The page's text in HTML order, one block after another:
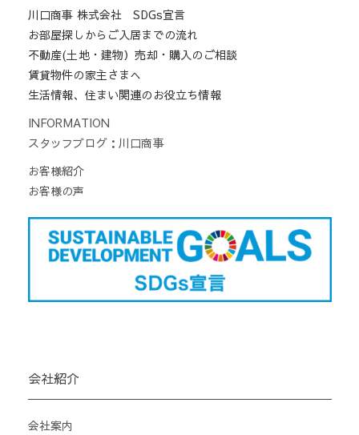
川口商事 株式会社 SDGs宣言
お部屋探しからご入居までの流れ
不動産(土地・建物）売却・購入のご相談
賃貸物件の家主さまへ
生活情報、住まい関連のお役立ち情報
INFORMATION
スタッフブログ：川口商事
お客様紹介
お客様の声
会社紹介
会社案内